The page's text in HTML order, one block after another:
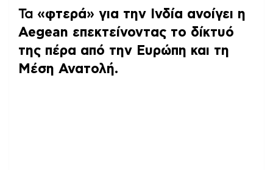
Τα «φτερά» για την Ινδία ανοίγει η
Aegean επεκτείνοντας το δίκτυό
της πέρα από την Ευρώπη και τη
Μέση Ανατολή.